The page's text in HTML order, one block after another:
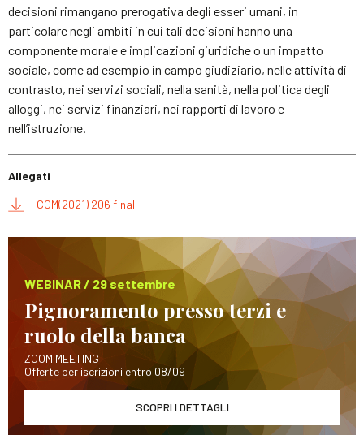
decisioni rimangano prerogativa degli esseri umani, in
particolare negli ambiti in cui tali decisioni hanno una
componente morale e implicazioni giuridiche o un impatto
sociale, come ad esempio in campo giudiziario, nelle attività di
contrasto, nei servizi sociali, nella sanità, nella politica degli
alloggi, nei servizi finanziari, nei rapporti di lavoro e
nell’istruzione.
Allegati
COM(2021) 206 final
WEBINAR / 29 settembre
Pignoramento presso terzi e
ruolo della banca
ZOOM MEETING
Offerte per iscrizioni entro 08/09
SCOPRI I DETTAGLI